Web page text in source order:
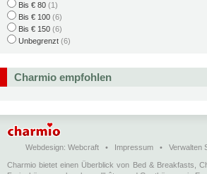
Bis € 80 (1)
Bis € 100 (6)
Bis € 150 (6)
Unbegrenzt (6)
Charmio empfohlen
Webdesign: Webcraft • Impressum • Verwalten
Charmio bietet einen Überblick von Bed & Breakfasts,